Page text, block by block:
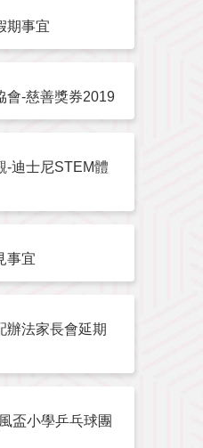
期事宜
會-慈善獎券2019
-迪士尼STEM體
事宜
辦法家長會延期
盃小學乒乓球團